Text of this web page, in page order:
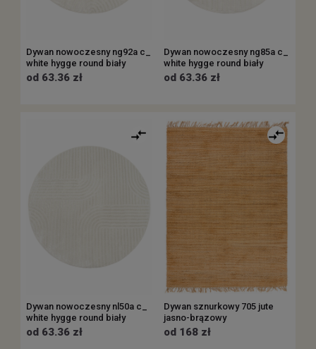
Dywan nowoczesny ng92a c_
white hygge round biały
od 63.36 zł
Dywan nowoczesny ng85a c_
white hygge round biały
od 63.36 zł
Dywan nowoczesny nl50a c_
white hygge round biały
od 63.36 zł
Dywan sznurkowy 705 jute
jasno-brązowy
od 168 zł